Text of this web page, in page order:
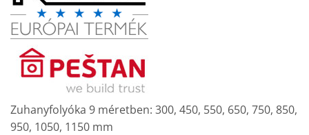
Zuhanyfolyóka 9 méretben: 300, 450, 550, 650, 750, 850,
950, 1050, 1150 mm